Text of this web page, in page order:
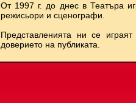
От 1997 г. до днес в Театъра
режисьори и сценографи.
Представленията ни се
доверието на публиката.